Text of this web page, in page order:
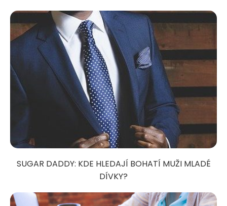
SUGAR DADDY: KDE HLEDAJÍ BOHATÍ MUŽI MLADÉ
DÍVKY?